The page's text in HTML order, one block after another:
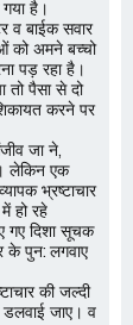
है।
व बाईक सवार
को अमने बच्चो
पड़ रहा है।
तो पैसा से दो
करने पर
जा ने,
लेकिन एक
भ्रष्टाचार
हो रहे
गए दिशा सूचक
के पुन: लगवाए
की जल्दी
डलवाई जाए। व